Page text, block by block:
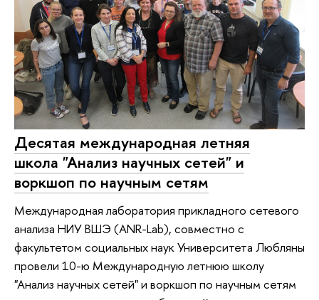
Десятая международная летняя
школа "Анализ научных сетей" и
воркшоп по научным сетям
Международная лаборатория прикладного сетевого
анализа НИУ ВШЭ (ANR-Lab), совместно с
факультетом социальных наук Университета Любляны
провели 10-ю Международную летнюю школу
"Анализ научных сетей" и воркшоп по научным сетям